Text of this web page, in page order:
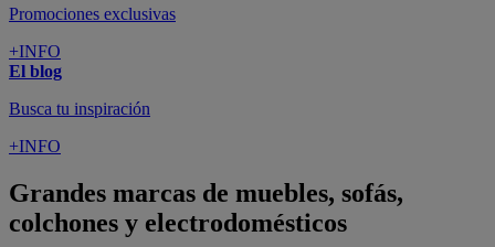
Promociones exclusivas
+INFO
El blog
Busca tu inspiración
+INFO
Grandes marcas de muebles, sofás,
colchones y electrodomésticos